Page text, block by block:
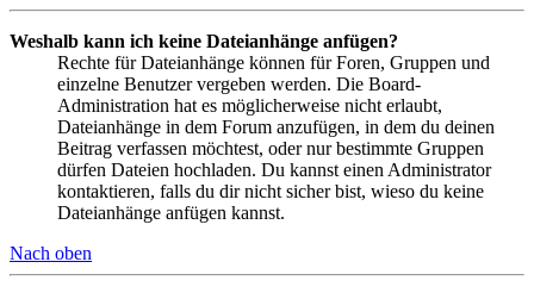
Weshalb kann ich keine Dateianhänge anfügen?
Rechte für Dateianhänge können für Foren, Gruppen und
einzelne Benutzer vergeben werden. Die Board-
Administration hat es möglicherweise nicht erlaubt,
Dateianhänge in dem Forum anzufügen, in dem du deinen
Beitrag verfassen möchtest, oder nur bestimmte Gruppen
dürfen Dateien hochladen. Du kannst einen Administrator
kontaktieren, falls du dir nicht sicher bist, wieso du keine
Dateianhänge anfügen kannst.
Nach oben